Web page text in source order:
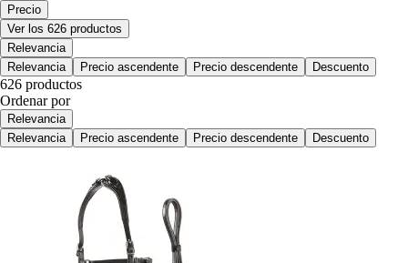
Precio
Ver los 626 productos
Relevancia
Relevancia
Precio ascendente Precio descendente Descuento
626 productos
Ordenar por
Relevancia
Relevancia
Precio ascendente Precio descendente Descuento